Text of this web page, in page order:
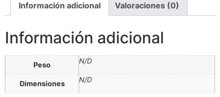
Información adicional Valoraciones (0)
Información adicional
Peso N/D
Dimensiones N/D